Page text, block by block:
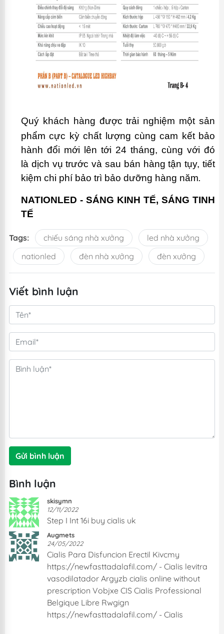
Quý khách hàng đượctrải nghiệm một sản
phẩm cực kỳ chất lượng cùng cam kết bảo
hành đổi mới lên tới 24 tháng, cùng với đó
là dịch vụ trước và sau bán hàng tận tụy, tiết
kiệm chi phí bảo trì bảo dưỡng hàng năm.
NATIONLED - SÁNG KINH TẾ, SÁNG TINH
TẾ
Tags: chiếu sáng nhà xưởng
led nhà xưởng
nationled
đèn nhà xưởng đèn xưởng
Viết bình luận
Gửi bình luận
Bình luận
skisymn
12/11/2022
Step I Int 16i buy cialis uk
Augmets
24/05/2022
Cialis Para Disfuncion Erectil Kivcmy
https://newfasttadalafil.com/ - Cialis levitra
vasodilatador Argyzb cialis online without
prescription Vobjxe CIS Cialis Professional
Belgique Libre Rwgign
https://newfasttadalafil.com/ - Cialis